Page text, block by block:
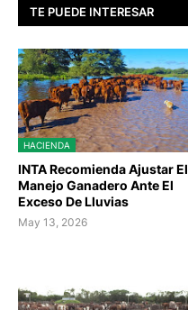
TE PUEDE INTERESAR
HACIENDA
INTA Recomienda Ajustar El
Manejo Ganadero Ante El
Exceso De Lluvias
May 13, 2026